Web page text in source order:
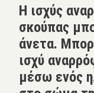
Η ισχύς
σκούπας
άνετα.
ισχύ
μέσω ενός